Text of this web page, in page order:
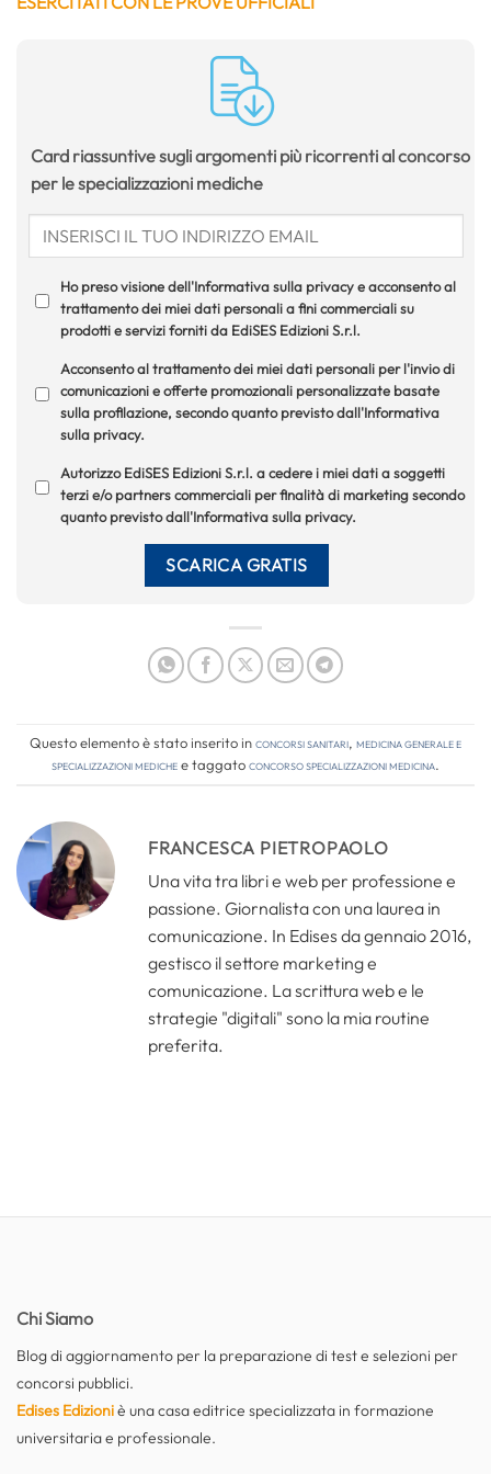
Card riassuntive sugli argomenti più ricorrenti al concorso
per le specializzazioni mediche
Ho preso visione dell'Informativa sulla privacy e acconsento al
trattamento dei miei dati personali a fini commerciali su
prodotti e servizi forniti da EdiSES Edizioni S.r.l.
Acconsento al trattamento dei miei dati personali per l'invio di
comunicazioni e offerte promozionali personalizzate basate
sulla profilazione, secondo quanto previsto dall'Informativa
sulla privacy.
Autorizzo EdiSES Edizioni S.r.l. a cedere i miei dati a soggetti
terzi e/o partners commerciali per finalità di marketing secondo
quanto previsto dall'Informativa sulla privacy.
Questo elemento è stato inserito inConcorsi Sanitari, Medicina Generale e
Specializzazioni Medichee taggatoconcorso specializzazioni medicina.
FRANCESCA PIETROPAOLO
Una vita tra libri e web per professione e
passione. Giornalista con una laurea in
comunicazione. In Edises da gennaio 2016,
gestisco il settore marketing e
comunicazione. La scrittura web e le
strategie "digitali" sono la mia routine
preferita.
Chi Siamo
Blog di aggiornamento per la preparazione di test e selezioni per
concorsi pubblici.
Edises Edizioniè una casa editrice specializzata in formazione
universitaria e professionale.